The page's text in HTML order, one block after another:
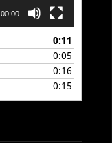
00:00
0:11
0:05
0:16
0:15